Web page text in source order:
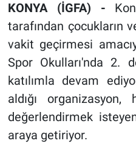
KONYA (İGFA) -
tarafından çocukların
vakit geçirmesi
Spor Okulları'nda 2.
katılımla devam
aldığı
değerlendirmek
araya getiriyor.